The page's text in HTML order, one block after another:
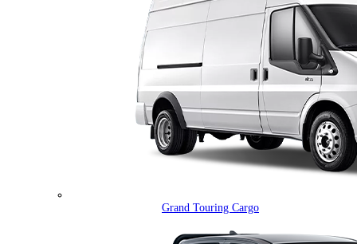
Grand Touring Cargo